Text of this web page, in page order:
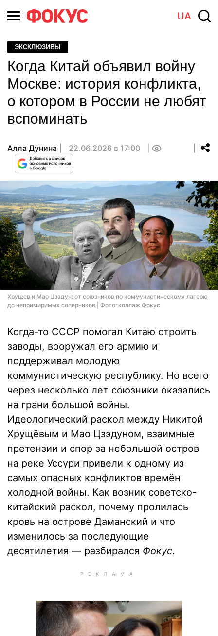
UA
ЭКСКЛЮЗИВЫ
Когда Китай объявил войну
Москве: история конфликта,
о котором в России не любят
вспоминать
Алла Дунина 22.06.2026 в 17:00
Хрущев и Мао Цзэдун: от союзников по коммунистическому лагерю
до непримиримых соперников | Фото: коллаж Фокус
Когда-то СССР помогал Китаю строить
заводы, вооружал его армию и
поддерживал молодую
коммунистическую республику. Но всего
через несколько лет союзники оказались
на грани большой войны.
Идеологический раскол между Никитой
Хрущёвым и Мао Цзэдуном, взаимные
претензии и спор за небольшой остров
на реке Уссури привели к одному из
самых опасных конфликтов времён
холодной войны. Как возник советско-
китайский раскол, почему пролилась
кровь на острове Даманский и что
изменилось за последующие
десятилетия — разбирался Фокус.